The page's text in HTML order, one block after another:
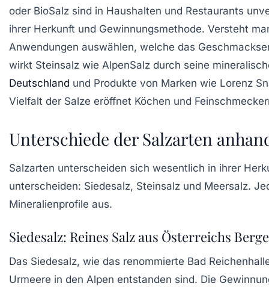
oder BioSalz sind in Haushalten und Restaurants
ihrer Herkunft und Gewinnungsmethode. Versteht
Anwendungen auswählen, welche das
wirkt Steinsalz wie AlpenSalz durch seine
Deutschland und Produkte von Marken wie Lorenz
Vielfalt der Salze eröffnet Köchen und
Unterschiede der Salzarten
Salzarten unterscheiden sich wesentlich in ihrer
unterscheiden: Siedesalz, Steinsalz und Meersalz.
Mineralienprofile aus.
Siedesalz: Reines Salz aus Österreichs
Das Siedesalz, wie das renommierte Bad
Urmeere in den Alpen entstanden sind. Die